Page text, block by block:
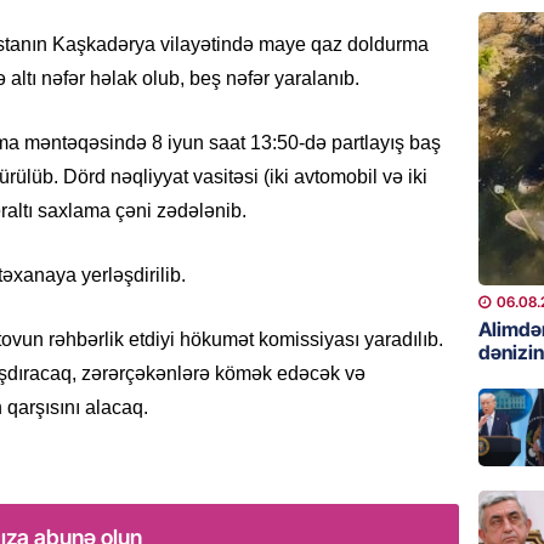
Kaşkadərya vilayətində maye qaz doldurma
nəfər həlak olub, beş nəfər yaralanıb.
məntəqəsində 8 iyun saat 13:50-də partlayış baş
Dörd nəqliyyat vasitəsi (iki avtomobil və iki
saxlama çəni zədələnib.
yerləşdirilib.
rəhbərlik etdiyi hökumət komissiyası yaradılıb.
zərərçəkənlərə kömək edəcək və
alacaq.
abunə olun
GÜNDƏM
etdiyi
DOSYE
GÜNDƏM
David
bağlı
DÜNYA
əl-